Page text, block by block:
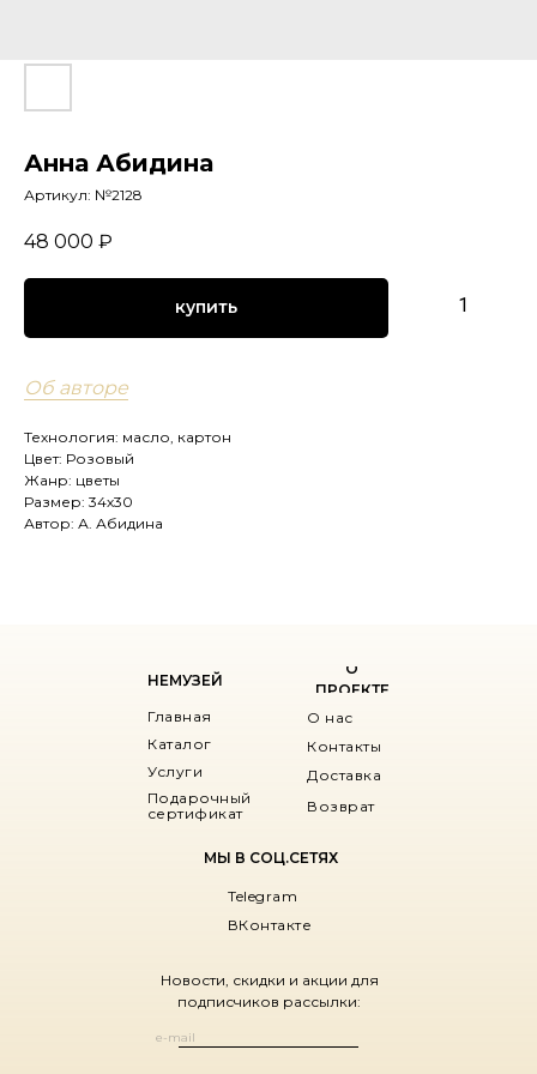
Анна Абидина
Артикул: №2128
48 000 ₽
купить
Об авторе
Технология: масло, картон
Цвет: Розовый
Жанр: цветы
Размер: 34х30
Автор: А. Абидина
Новости, скидки и акции для
подписчиков рассылки:
Главная
Услуги Доставка
О нас
Контакты
Каталог
Возврат
НЕМУЗЕЙ
О
ПРОЕКТЕ
Подарочный
сертификат
МЫ В СОЦ.СЕТЯХ
Telegram
ВКонтакте